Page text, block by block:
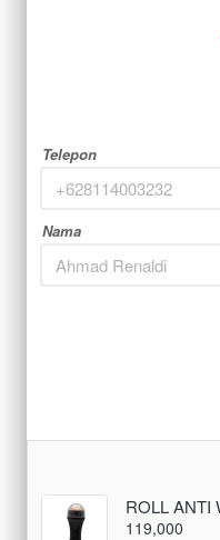
Telepon
Nama
ROLL ANTI
119,000